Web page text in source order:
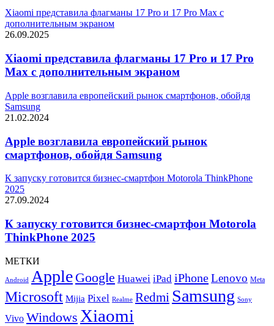
Xiaomi представила флагманы 17 Pro и 17 Pro Max с
дополнительным экраном
26.09.2025
Xiaomi представила флагманы 17 Pro и 17 Pro
Max с дополнительным экраном
Apple возглавила европейский рынок смартфонов, обойдя
Samsung
21.02.2024
Apple возглавила европейский рынок
смартфонов, обойдя Samsung
К запуску готовится бизнес-смартфон Motorola ThinkPhone
2025
27.09.2024
К запуску готовится бизнес-смартфон Motorola
ThinkPhone 2025
МЕТКИ
Android Apple Google Huawei iPad iPhoneLenovo Meta
Microsoft Mijia Pixel Realme Redmi Samsung Sony
Vivo Windows Xiaomi